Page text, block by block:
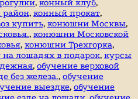
, конный клуб,
район, конный прокат,
купить, конюшни Москвы,
, конюшни Московской
, конюшни Трехгорка,
на лошадях в подарок, курсы
, обучение верховой
без железа., обучение
выездке, обучение